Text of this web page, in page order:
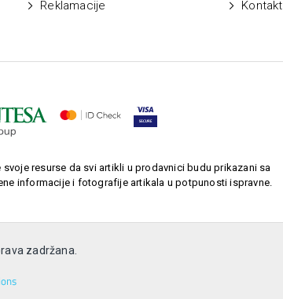
Reklamacije
Kontakt
resurse da svi artikli u prodavnici budu prikazani sa
informacije i fotografije artikala u potpunosti ispravne.
zadržana.